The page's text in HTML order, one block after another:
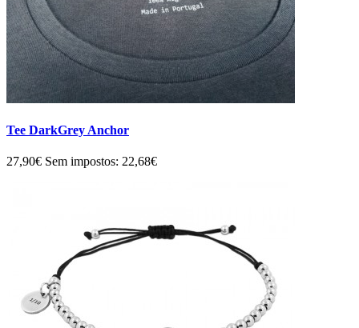
Tee DarkGrey Anchor
27,90€ Sem impostos: 22,68€